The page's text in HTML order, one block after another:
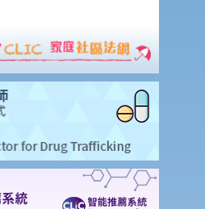
而獲得其他賠償（例如醫藥費）？
意外之時限是多久？
的意外？
傷賠償問題，將案件呈交法院的時限是